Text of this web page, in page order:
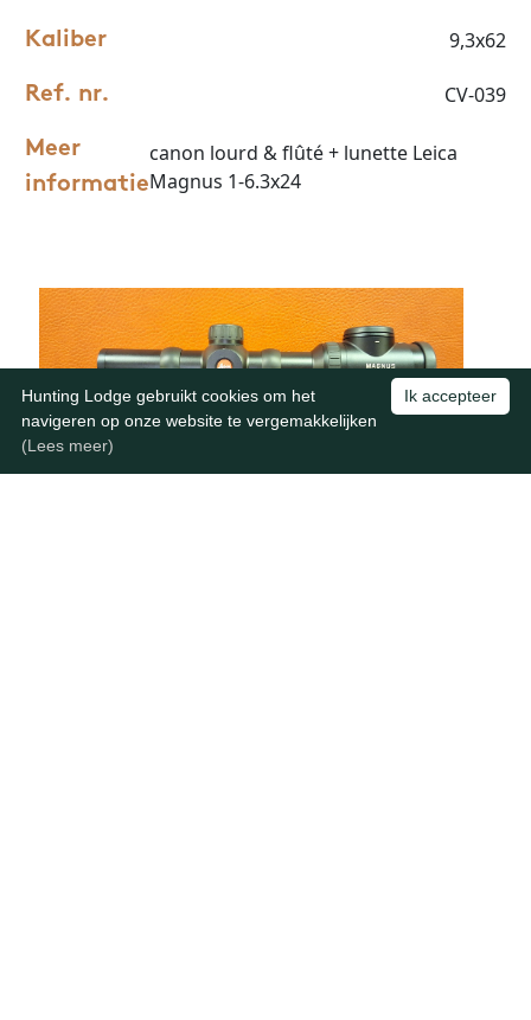
Kaliber 9,3x62
Ref. nr. CV-039
Meer
informatie
canon lourd & flûté + lunette Leica
Magnus 1-6.3x24
Ik accepteer
Hunting Lodge gebruikt cookies om het
navigeren op onze website te vergemakkelijken
(Lees meer)